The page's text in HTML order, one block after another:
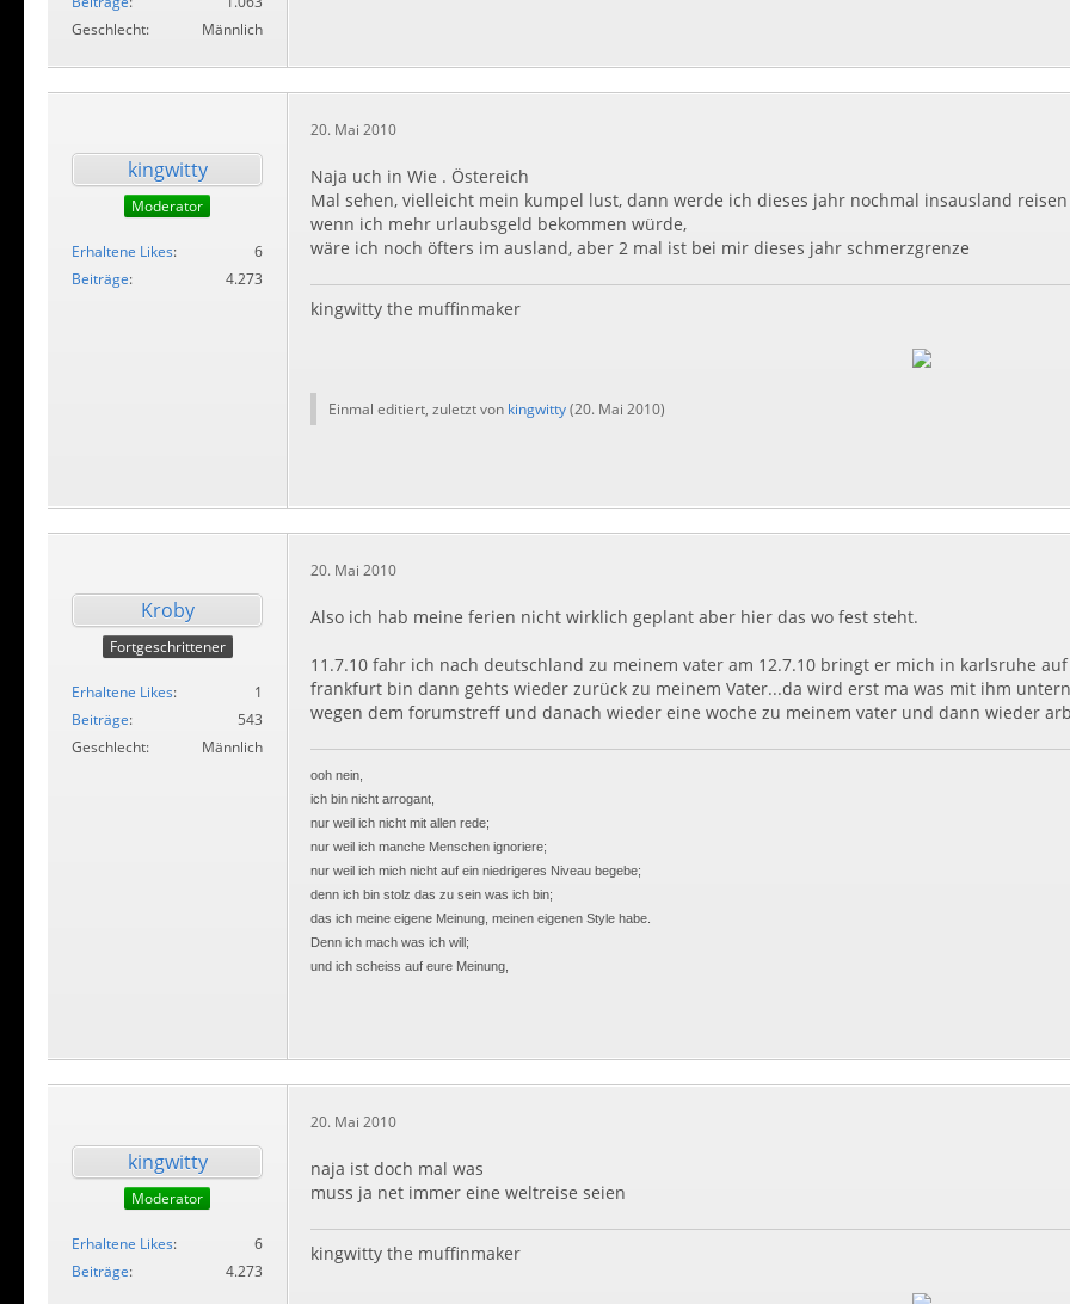
Geschlecht
Männlich
kingwitty
Moderator
Erhaltene Likes
6
Beiträge
4.273
20. Mai 2010
Naja uch in Wie . Östereich
Mal sehen, vielleicht mein kumpel lust, dann werde ich dieses jahr nochmal insausland reisen
wenn ich mehr urlaubsgeld bekommen würde,
wäre ich noch öfters im ausland, aber 2 mal ist bei mir dieses jahr schmerzgrenze
kingwitty the muffinmaker
Einmal editiert, zuletzt von kingwitty(20. Mai 2010)
Kroby
Fortgeschrittener
Erhaltene Likes
1
Beiträge
543
Geschlecht
Männlich
20. Mai 2010
Also ich hab meine ferien nicht wirklich geplant aber hier das wo fest steht.
11.7.10 fahr ich nach deutschland zu meinem vater am 12.7.10 bringt er mich in karlsruhe
frankfurt bin dann gehts wieder zurück zu meinem Vater...da wird erst ma was mit ihm
wegen dem forumstreff und danach wieder eine woche zu meinem vater und dann wieder
ooh nein,
ich bin nicht arrogant,
nur weil ich nicht mit allen rede;
nur weil ich manche Menschen ignoriere;
nur weil ich mich nicht auf ein niedrigeres Niveau begebe;
denn ich bin stolz das zu sein was ich bin;
das ich meine eigene Meinung, meinen eigenen Style habe.
Denn ich mach was ich will;
und ich scheiss auf eure Meinung,
kingwitty
Moderator
Erhaltene Likes
6
Beiträge
4.273
20. Mai 2010
naja ist doch mal was
muss ja net immer eine weltreise seien
kingwitty the muffinmaker